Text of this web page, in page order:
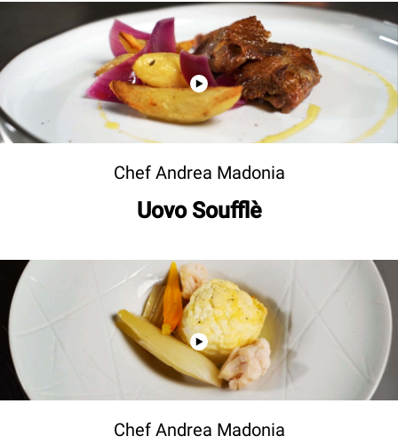
Chef Andrea Madonia
Uovo Soufflè
Chef Andrea Madonia